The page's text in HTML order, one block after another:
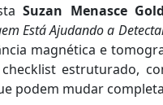
Suzan Menasce
Está Ajudando a
magnética e
estruturado,
podem mudar